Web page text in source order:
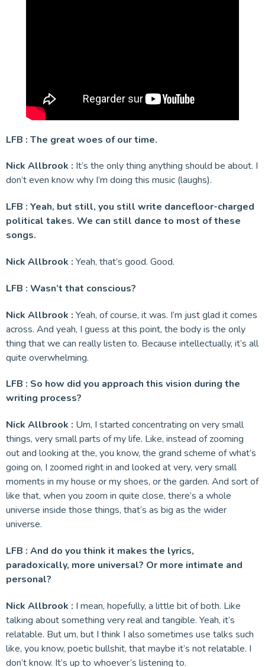
LFB : The great woes of our time.
Nick Allbrook : It’s the only thing anything should be about. I
don’t even know why I’m doing this music (laughs).
LFB : Yeah, but still, you still write dancefloor-charged
political takes. We can still dance to most of these
songs.
Nick Allbrook : Yeah, that’s good. Good.
LFB : Wasn’t that conscious?
Nick Allbrook : Yeah, of course, it was. I’m just glad it comes
across. And yeah, I guess at this point, the body is the only
thing that we can really listen to. Because intellectually, it’s all
quite overwhelming.
LFB : So how did you approach this vision during the
writing process?
Nick Allbrook : Um, I started concentrating on very small
things, very small parts of my life. Like, instead of zooming
out and looking at the, you know, the grand scheme of what’s
going on, I zoomed right in and looked at very, very small
moments in my house or my shoes, or the garden. And sort of
like that, when you zoom in quite close, there’s a whole
universe inside those things, that’s as big as the wider
universe.
LFB : And do you think it makes the lyrics,
paradoxically, more universal? Or more intimate and
personal?
Nick Allbrook : I mean, hopefully, a little bit of both. Like
talking about something very real and tangible. Yeah, it’s
relatable. But um, but I think I also sometimes use talks such
like, you know, poetic bullshit, that maybe it’s not relatable. I
don’t know. It’s up to whoever’s listening to.